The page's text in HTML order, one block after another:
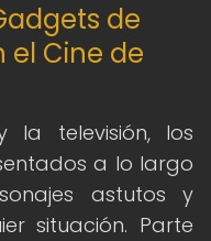
de
el Cine de
televisión, los
a lo largo
astutos y
situación. Parte